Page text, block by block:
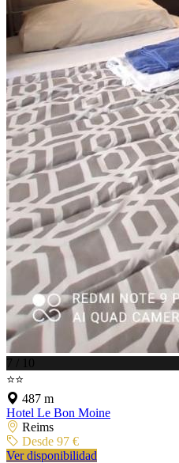
7 / 10
⭐⭐
487 m
Hotel Le Bon Moine
Reims
Desde 97 €
Ver disponibilidad